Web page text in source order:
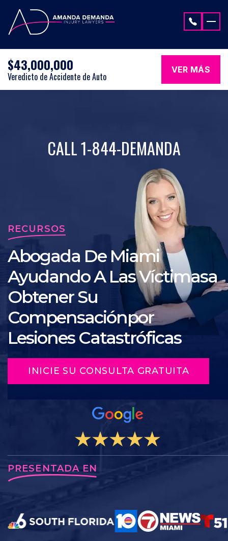
$43,000,000
Veredicto de Accidente de Auto
VER MÁS
CALL 1-844-DEMANDA
RECURSOS
Abogada De Miami
Ayudando A Las Víctimasa
Obtener Su
Compensaciónpor
Lesiones Catastróficas
INICIE SU CONSULTA GRATUITA
PRESENTADA EN